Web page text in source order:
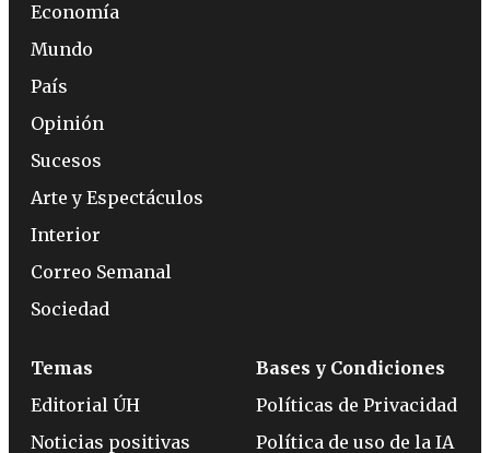
Economía
Mundo
País
Opinión
Sucesos
Arte y Espectáculos
Interior
Correo Semanal
Sociedad
Temas
Editorial ÚH
Noticias positivas
Bases y Condiciones
Políticas de Privacidad
Política de uso de la IA